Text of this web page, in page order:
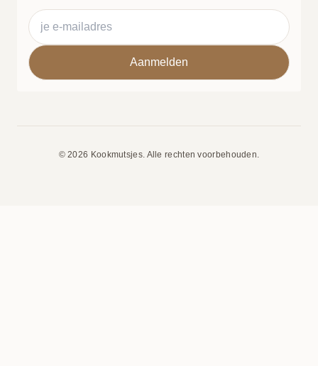
© 2026 Kookmutsjes. Alle rechten voorbehouden.